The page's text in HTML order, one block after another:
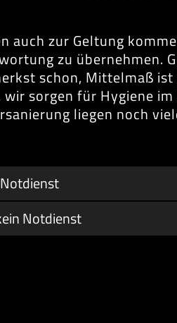
auch zur Geltung
zu übernehmen.
schon, Mittelmaß
sorgen für Hygiene im
liegen noch
Notdienst